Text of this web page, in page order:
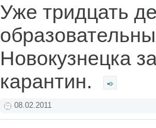
Уже тридцать
Новокузнецка
карантин.
08.02.2011